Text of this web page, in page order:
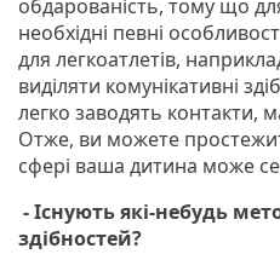
обдарованість, тому що
необхідні певні
для легкоатлетів,
виділяти комунікативні
легко заводять контакти,
Отже, ви можете
сфері ваша дитина може
- Існують які-небудь
здібностей?